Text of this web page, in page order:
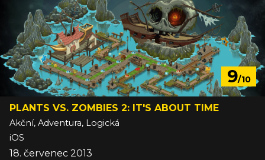
9/10
PLANTS VS. ZOMBIES 2: IT'S ABOUT TIME
Akční, Adventura, Logická
iOS
18. červenec 2013